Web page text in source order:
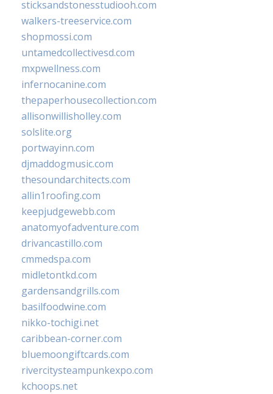
sticksandstonesstudiooh.com
walkers-treeservice.com
shopmossi.com
untamedcollectivesd.com
mxpwellness.com
infernocanine.com
thepaperhousecollection.com
allisonwillisholley.com
solslite.org
portwayinn.com
djmaddogmusic.com
thesoundarchitects.com
allin1roofing.com
keepjudgewebb.com
anatomyofadventure.com
drivancastillo.com
cmmedspa.com
midletontkd.com
gardensandgrills.com
basilfoodwine.com
nikko-tochigi.net
caribbean-corner.com
bluemoongiftcards.com
rivercitysteampunkexpo.com
kchoops.net